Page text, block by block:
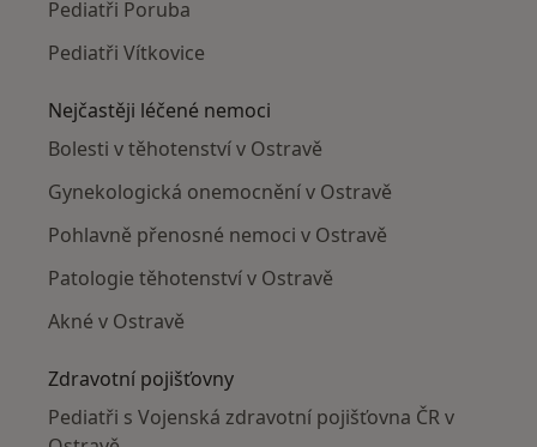
Pediatři Poruba
Pediatři Vítkovice
Nejčastěji léčené nemoci
Bolesti v těhotenství v Ostravě
Gynekologická onemocnění v Ostravě
Pohlavně přenosné nemoci v Ostravě
Patologie těhotenství v Ostravě
Akné v Ostravě
Zdravotní pojišťovny
Pediatři s Vojenská zdravotní pojišťovna ČR v